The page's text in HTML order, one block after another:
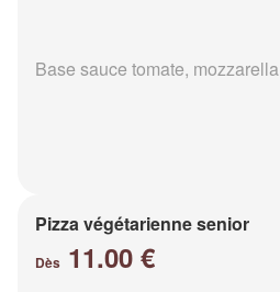
Base sauce tomate, mozzarella
Pizza végétarienne senior
Dès 11.00 €